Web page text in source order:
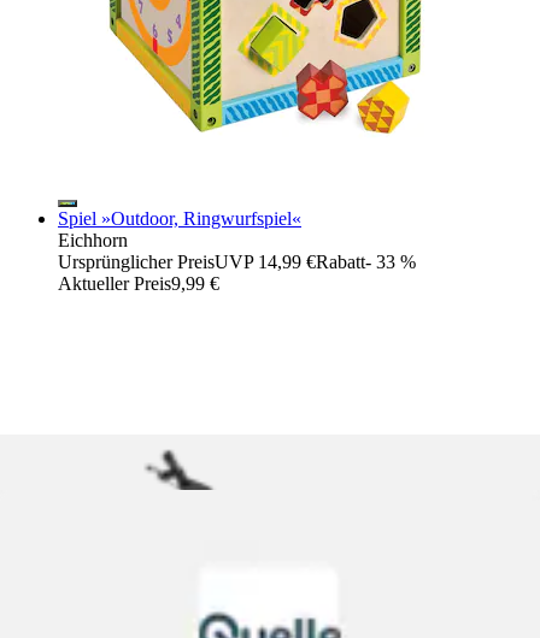
Spiel »Outdoor, Ringwurfspiel«
Eichhorn
Ursprünglicher PreisUVP 14,99 €Rabatt- 33 %
Aktueller Preis9,99 €